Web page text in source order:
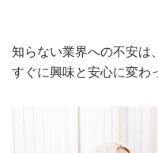
知らない業界への不安は
すぐに興味と安心に変わ